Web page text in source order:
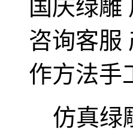
国庆绿雕
咨询客服
作方法手
仿真绿